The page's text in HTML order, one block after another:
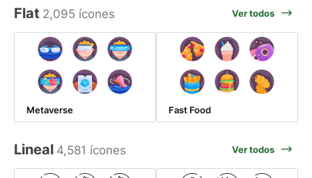
Flat 2,095 ícones Ver todos
Metaverse Fast Food
Lineal 4,581 ícones Ver todos